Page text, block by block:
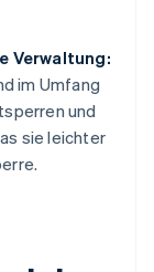
Verwaltung:
im Umfang
und
sie leichter